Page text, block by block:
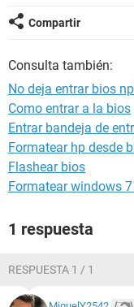
Compartir
Consulta también:
No deja entrar bios
Como entrar a la bios
Entrar bandeja de
Formatear hp desde
Flashear bios
Formatear windows
1 respuesta
RESPUESTA 1 / 1